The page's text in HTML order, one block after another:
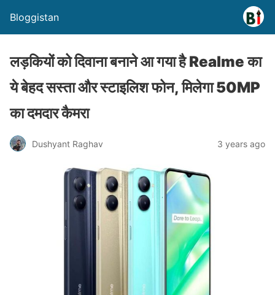
Bloggistan
लड़कियों को दिवाना बनाने आ गया है Realme का
ये बेहद सस्ता और स्टाइलिश फोन, मिलेगा 50MP
का दमदार कैमरा
Dushyant Raghav 3 years ago